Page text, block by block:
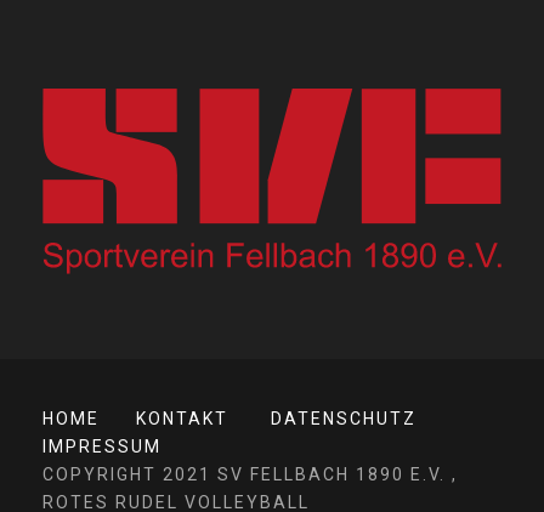
HOME KONTAKT
DATENSCHUTZ
IMPRESSUM
COPYRIGHT 2021 SV FELLBACH 1890 E.V. ,
ROTES RUDEL VOLLEYBALL